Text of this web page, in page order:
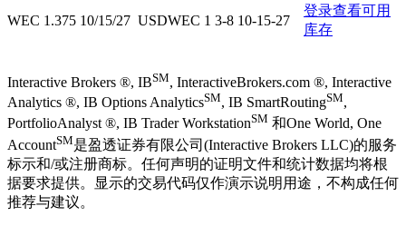
WEC 1.375 10/15/27 USDWEC 1 3-8 10-15-27
登录查看可用
库存
Interactive Brokers ®, IBSM, InteractiveBrokers.com ®, Interactive
Analytics ®, IB Options AnalyticsSM, IB SmartRoutingSM,
PortfolioAnalyst ®, IB Trader WorkstationSM 和One World, One
AccountSM是盈透证券有限公司(Interactive Brokers LLC)的服务
标示和/或注册商标。任何声明的证明文件和统计数据均将根
据要求提供。显示的交易代码仅作演示说明用途，不构成任何
推荐与建议。